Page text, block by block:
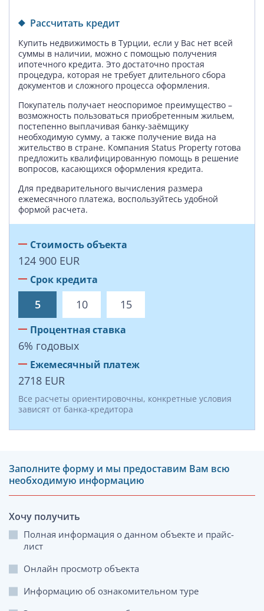
Рассчитать кредит
Купить недвижимость в Турции, если у Вас нет всей
суммы в наличии, можно с помощью получения
ипотечного кредита. Это достаточно простая
процедура, которая не требует длительного сбора
документов и сложного процесса оформления.
Покупатель получает неоспоримое преимущество –
возможность пользоваться приобретенным жильем,
постепенно выплачивая банку-заёмщику
необходимую сумму, а также получение вида на
жительство в стране. Компания Status Property готова
предложить квалифицированную помощь в решение
вопросов, касающихся оформления кредита.
Для предварительного вычисления размера
ежемесячного платежа, воспользуйтесь удобной
формой расчета.
Стоимость объекта
124 900 EUR
Срок кредита
5 10 15
Процентная ставка
6% годовых
Ежемесячный платеж
2718 EUR
Все расчеты ориентировочны, конкретные условия
зависят от банка-кредитора
Заполните форму и мы предоставим Вам всю
необходимую информацию
Хочу получить
Полная информация о данном объекте и прайс-
лист
Онлайн просмотр объекта
Информацию об ознакомительном туре